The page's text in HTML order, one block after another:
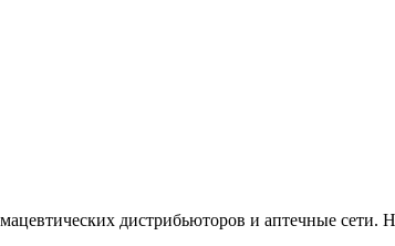
дистрибьюторов и аптечные